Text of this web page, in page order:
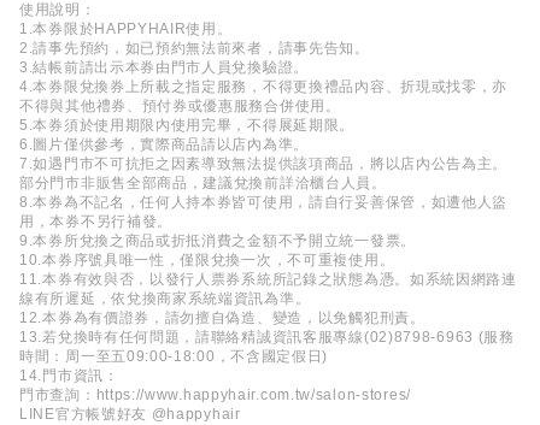
使用說明：
1.本券限於HAPPYHAIR使用。
2.請事先預約，如已預約無法前來者，請事先告知。
3.結帳前請出示本券由門市人員兌換驗證。
4.本券限兌換券上所載之指定服務，不得更換禮品內容、折現或找零，亦
不得與其他禮券、預付券或優惠服務合併使用。
5.本券須於使用期限內使用完畢，不得展延期限。
6.圖片僅供參考，實際商品請以店內為準。
7.如遇門市不可抗拒之因素導致無法提供該項商品，將以店內公告為主。
部分門市非販售全部商品，建議兌換前詳洽櫃台人員。
8.本券為不記名，任何人持本券皆可使用，請自行妥善保管，如遭他人盜
用，本券不另行補發。
9.本券所兌換之商品或折抵消費之金額不予開立統一發票。
10.本券序號具唯一性，僅限兌換一次，不可重複使用。
11.本券有效與否，以發行人票券系統所記錄之狀態為憑。如系統因網路連
線有所遲延，依兌換商家系統端資訊為準。
12.本券為有價證券，請勿擅自偽造、變造，以免觸犯刑責。
13.若兌換時有任何問題，請聯絡精誠資訊客服專線(02)8798-6963 (服務
時間：周一至五09:00-18:00，不含國定假日)
14.門市資訊：
門市查詢：https://www.happyhair.com.tw/salon-stores/
LINE官方帳號好友 @happyhair